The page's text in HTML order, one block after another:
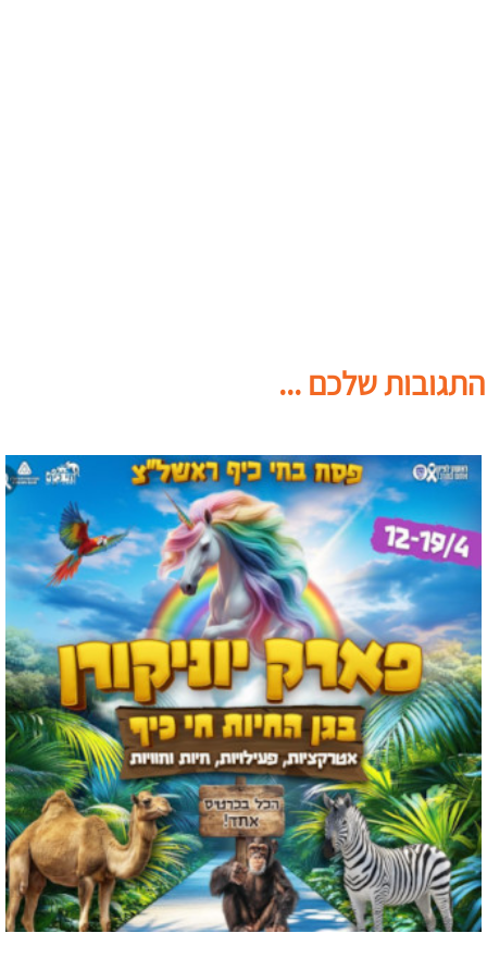
התגובות שלכם ...